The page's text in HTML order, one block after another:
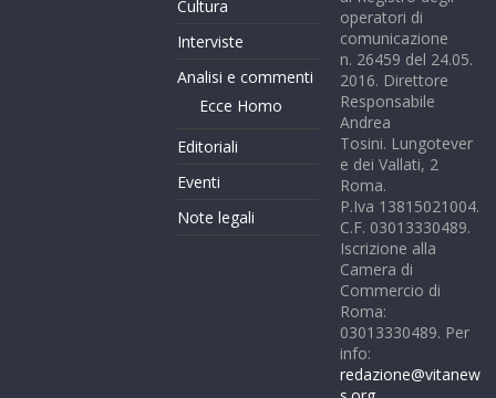
Cultura
Interviste
Analisi e commenti
Ecce Homo
Editoriali
Eventi
Note legali
operatori di
comunicazione
n. 26459 del 24.05.
2016. Direttore
Responsabile
Andrea
Tosini. Lungotever
e dei Vallati, 2
Roma.
P.Iva 13815021004.
C.F. 03013330489.
Iscrizione alla
Camera di
Commercio di
Roma:
03013330489. Per
info:
redazione@vitanew